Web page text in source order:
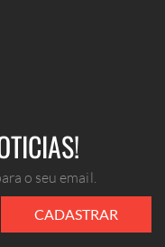
o seu email.
CADASTRAR